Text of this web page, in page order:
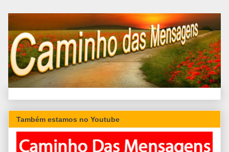
Também estamos no Youtube